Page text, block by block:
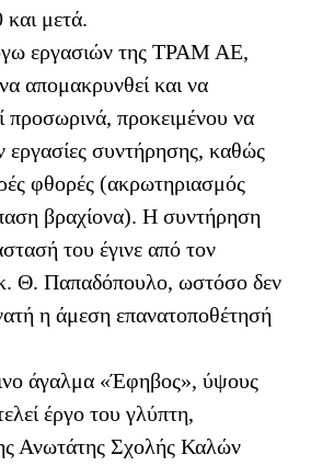
μετά.
εργασιών της ΤΡΑΜ ΑΕ,
απομακρυνθεί και να
προσωρινά, προκειμένου να
εργασίες συντήρησης, καθώς
φθορές (ακρωτηριασμός
βραχίονα). Η συντήρηση
του έγινε από τον
Θ. Παπαδόπουλο, ωστόσο δεν
η άμεση επανατοποθέτησή
άγαλμα «Έφηβος», ύψους
έργο του γλύπτη,
Ανωτάτης Σχολής Καλών